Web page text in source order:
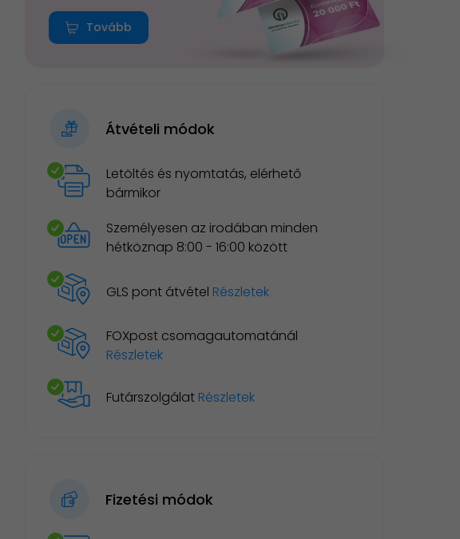
Tovább
Átvételi módok
Letöltés és nyomtatás, elérhető
bármikor
Személyesen az irodában minden
hétköznap 8:00 - 16:00 között
GLS pont átvétel Részletek
FOXpost csomagautomatánál
Részletek
Futárszolgálat Részletek
Fizetési módok